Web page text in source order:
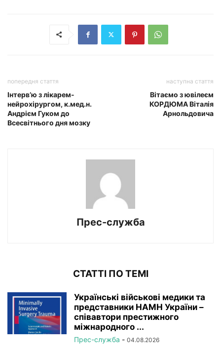
попередня стаття
Інтерв’ю з лікарем-
нейрохірургом, к.мед.н.
Андрієм Гуком до
Всесвітнього дня мозку
наступна стаття
Вітаємо з ювілеєм
КОРДЮМА Віталія
Арнольдовича
Прес-служба
СТАТТІ ПО ТЕМІ
Українські військові медики та
представники НАМН України –
співавтори престижного
міжнародного ...
Прес-служба - 04.08.2026